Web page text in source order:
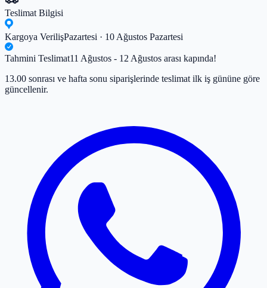
Teslimat Bilgisi
Kargoya VerilişPazartesi · 10 Ağustos Pazartesi
Tahmini Teslimat11 Ağustos - 12 Ağustos arası kapında!
13.00 sonrası ve hafta sonu siparişlerinde teslimat ilk iş gününe göre
güncellenir.